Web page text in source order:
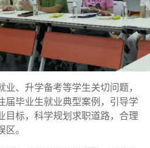
业、升学备考等学生关切问题，
届毕业生就业典型案例，引导学
目标，科学规划求职道路，合理
。